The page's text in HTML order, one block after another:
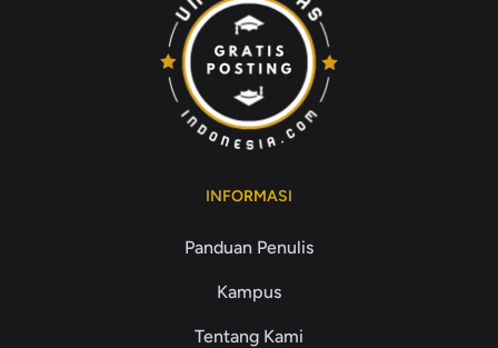
INFORMASI
Panduan Penulis
Kampus
Tentang Kami